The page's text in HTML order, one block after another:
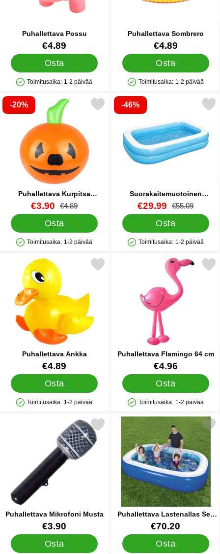
Puhallettava Possu
Tuote.nro 24355
€4.89
Osta
Saatavuus: Varastossa
Toimitusaika: 1-2 päivää
Puhallettava Sombrero
Tuote.nro 19009
€4.89
Osta
Saatavuus: Varastossa
Toimitusaika: 1-2 päivää
-20%
Puhallettava Kurpitsa
Halloween
Tuote.nro 38700
uusi hinta
€3.90 vanha hinta
€4.89
Osta
Saatavuus: Varastossa
Toimitusaika: 1-2 päivää
Merkitse puhallettava Kurpitsa Halloween suosikiksi
-46%
Suorakaitemuotoinen
Puhallettava Perheallas
Tuote.nro 22833
uusi hinta
€29.99 vanha hinta
€55.09
Osta
Saatavuus: Varastossa
Toimitusaika: 1-2 päivää
Merkitse suorakaitemuotoinen
Puhallettava Ankka
Tuote.nro 24352
€4.89
Osta
Saatavuus: Varastossa
Toimitusaika: 1-2 päivää
Merkitse puhallettava Ankka suosikiksi
Puhallettava Flamingo 64 cm
Tuote.nro 85033
€4.96
Osta
Saatavuus: Varastossa
Toimitusaika: 1-2 päivää
Merkitse puhallettava
Puhallettava Mikrofoni Musta
Tuote.nro 10781
€3.90
Osta
Merkitse puhallettava Mikrofoni Musta suosikiksi
Puhallettava Lastenallas Sea
3D Kit
Tuote.nro 36047
€70.20
Osta
Merkitse puhallettava